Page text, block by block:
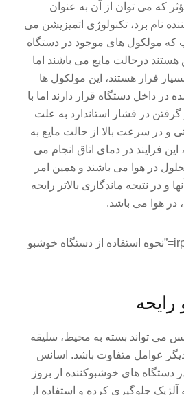
که می توان از آن به عنوان
نام برد، تکنولوژی اتمیزیشن می
که مولکول های موجود در دستگاه
درحالت مایع می باشند اما
فرار هستند، این مولکول ها
در داخل دستگاه قرار دارند اما با
در فشار استاندارد به علت
و در سرعت بالا از حالت مایع به
فرایند در دمای اتاق انجام می
در هوا می باشند و همین امر
و در نتیجه ماندگاری بالاتر رایحه
در هوا می باشد.
[irp posts=”8860″ name=”نحوه استفاده از دستگاه خوشبو
رایحه
می تواند بسته به محیط، سلیقه
عوامل متفاوت باشد. اسانس
دستگاه های خوشبوکننده از بروز
جلوگیری کرده و استفاده از